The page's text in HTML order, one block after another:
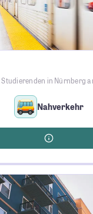
in Nürnberg
Nahverkehr